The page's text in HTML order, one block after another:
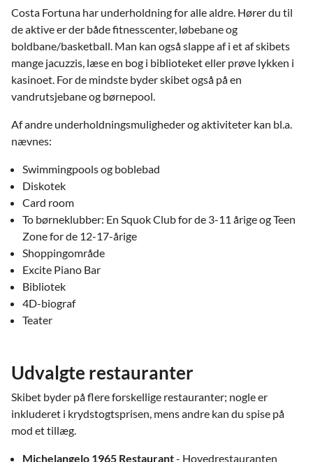
Costa Fortuna har underholdning for alle aldre. Hører du til
de aktive er der både fitnesscenter, løbebane og
boldbane/basketball. Man kan også slappe af i et af skibets
mange jacuzzis, læse en bog i biblioteket eller prøve lykken i
kasinoet. For de mindste byder skibet også på en
vandrutsjebane og børnepool.
Af andre underholdningsmuligheder og aktiviteter kan bl.a.
nævnes:
Swimmingpools og boblebad
Diskotek
Card room
To børneklubber: En Squok Club for de 3-11 årige og Teen
Zone for de 12-17-årige
Shoppingområde
Excite Piano Bar
Bibliotek
4D-biograf
Teater
Udvalgte restauranter
Skibet byder på flere forskellige restauranter; nogle er
inkluderet i krydstogtsprisen, mens andre kan du spise på
mod et tillæg.
Michelangelo 1965 Restaurant- Hovedrestauranten